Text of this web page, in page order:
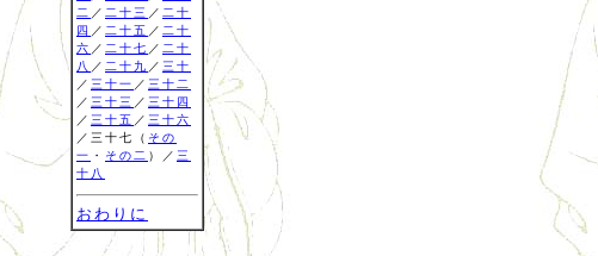
二 ／ 二十三 ／ 二十
四 ／ 二十五 ／ 二十
六 ／ 二十七 ／ 二十
八 ／ 二十九 ／ 三十
／ 三十一 ／ 三十二
／ 三十三 ／ 三十四
／ 三十五 ／ 三十六
／三十七（ その
一 ・ その二 ）／ 三
十八
おわりに